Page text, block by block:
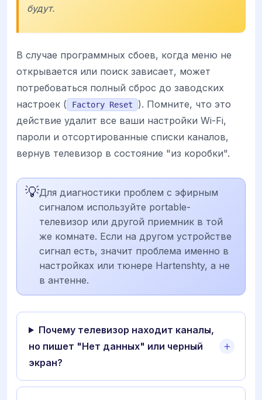
будут.
В случае программных сбоев, когда меню не
открывается или поиск зависает, может
потребоваться полный сброс до заводских
настроек (
Factory Reset
). Помните, что это
действие удалит все ваши настройки Wi-Fi,
пароли и отсортированные списки каналов,
вернув телевизор в состояние "из коробки".
💡Для диагностики проблем с эфирным
сигналом используйте portable-
телевизор или другой приемник в той
же комнате. Если на другом устройстве
сигнал есть, значит проблема именно в
настройках или тюнере Hartenshty, а не
в антенне.
Почему телевизор находит каналы,
но пишет "Нет данных" или черный
экран?